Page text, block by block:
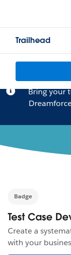
Trailhead
Bring your
Badge
Test Case
Create a
with your